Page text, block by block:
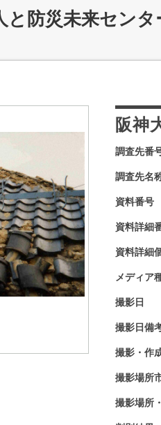
と防災未来セン
阪神
調査先番
調査先名
資料番号
資料詳細
資料詳細
メディア
撮影日
撮影日備
撮影・作
撮影場所
撮影場所